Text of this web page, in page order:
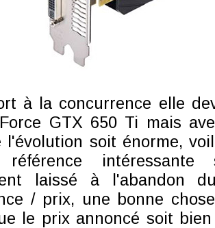
à la concurrence elle
GTX 650 Ti mais
l'évolution soit énorme,
référence
laissé à l'abandon
/ prix, une bonne
le prix annoncé soit